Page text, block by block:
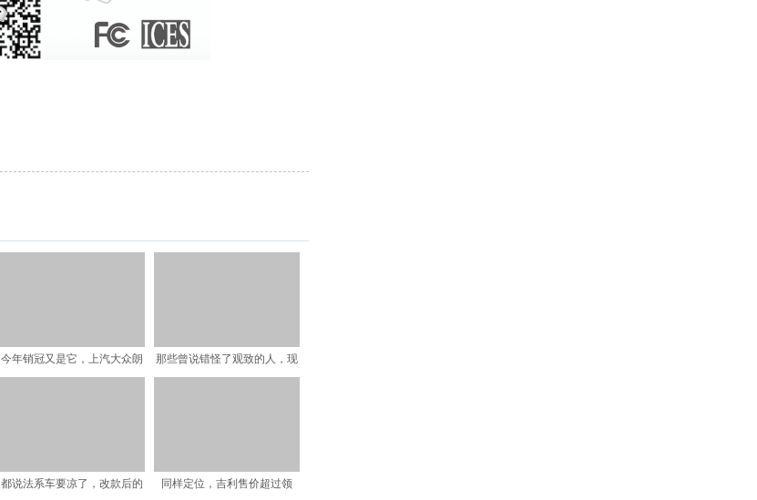
今年销冠又是它，上汽大众朗
那些曾说错怪了观致的人，现
都说法系车要凉了，改款后的 同样定位，吉利售价超过领